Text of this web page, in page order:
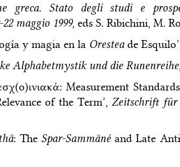
greca. Stato degli studi e
maggio 1999, eds S. Ribichini, M.
y magia en la Oresteade
Alphabetmystik und die Runenreihe
Measurement
of the Term’, Zeitschrift für
: The Spar-Sammānéand Late